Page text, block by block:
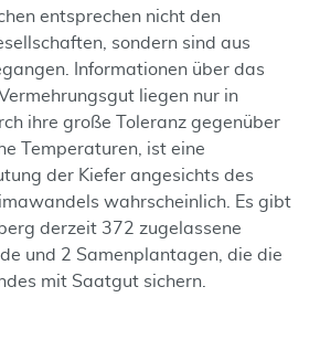
entsprechen nicht den
sondern sind aus
Informationen über das
liegen nur in
ihre große Toleranz gegenüber
Temperaturen, ist eine
der Kiefer angesichts des
wahrscheinlich. Es gibt
derzeit 372 zugelassene
und 2 Samenplantagen, die die
mit Saatgut sichern.